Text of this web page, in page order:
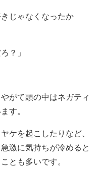
じゃなくなったか
？」
がて頭の中はネガティ
す。
ケを起こしたりなど、
激に気持ちが冷めると
とも多いです。